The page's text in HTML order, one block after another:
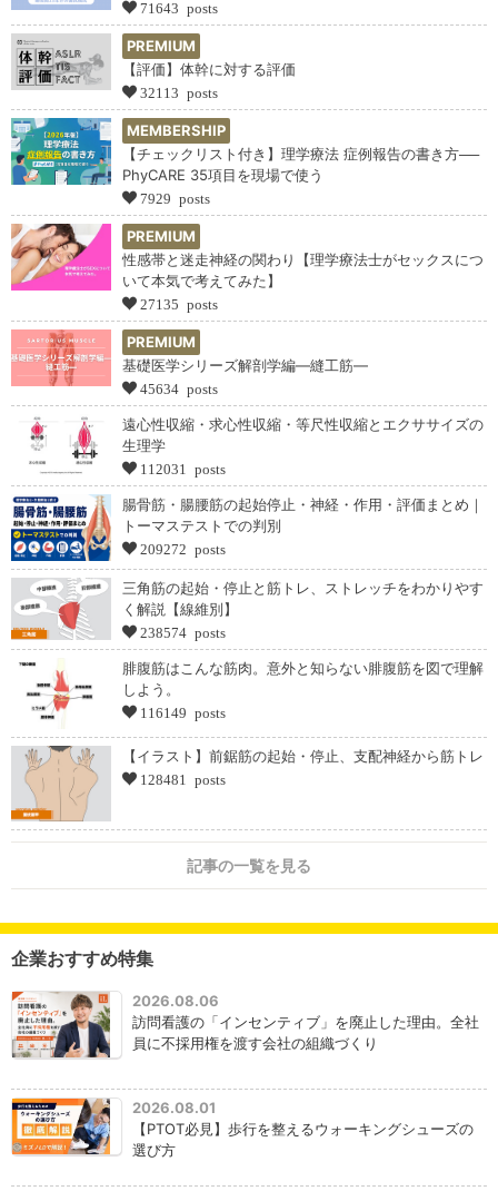
71643 posts
PREMIUM
【評価】体幹に対する評価
32113 posts
MEMBERSHIP
【チェックリスト付き】理学療法 症例報告の書き方──
PhyCARE 35項目を現場で使う
7929 posts
PREMIUM
性感帯と迷走神経の関わり【理学療法士がセックスにつ
いて本気で考えてみた】
27135 posts
PREMIUM
基礎医学シリーズ解剖学編―縫工筋―
45634 posts
遠心性収縮・求心性収縮・等尺性収縮とエクササイズの
生理学
112031 posts
腸骨筋・腸腰筋の起始停止・神経・作用・評価まとめ｜
トーマステストでの判別
209272 posts
三角筋の起始・停止と筋トレ、ストレッチをわかりやす
く解説【線維別】
238574 posts
腓腹筋はこんな筋肉。意外と知らない腓腹筋を図で理解
しよう。
116149 posts
【イラスト】前鋸筋の起始・停止、支配神経から筋トレ
128481 posts
記事の一覧を見る
企業おすすめ特集
2026.08.06
訪問看護の「インセンティブ」を廃止した理由。全社
員に不採用権を渡す会社の組織づくり
2026.08.01
【PTOT必見】歩行を整えるウォーキングシューズの
選び方